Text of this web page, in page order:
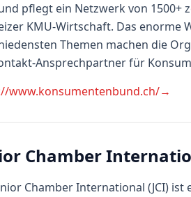
pflegt ein Netzwerk von
KMU-Wirtschaft. Das enorme
Themen machen die
Ansprechpartner für
www.konsumentenbund.ch/→
Chamber
Chamber International (JCI)